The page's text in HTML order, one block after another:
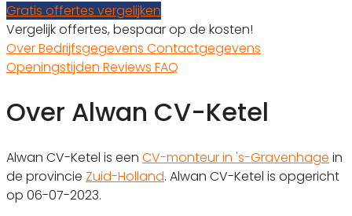
Gratis offertes vergelijken
Vergelijk offertes, bespaar op de kosten!
OverBedrijfsgegevens Contactgegevens
Openingstijden Reviews FAQ
Over Alwan CV-Ketel
Alwan CV-Ketel is een CV-monteur in 's-Gravenhage in
de provincie Zuid-Holland. Alwan CV-Ketel is opgericht
op 06-07-2023.